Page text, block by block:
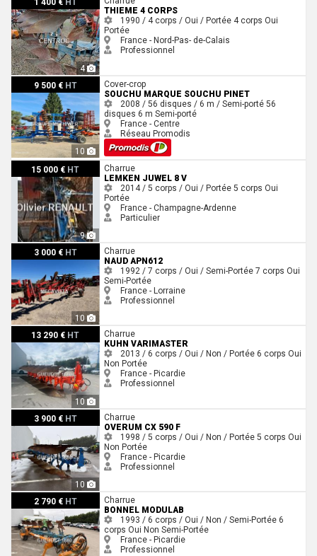
1 400 € HT
4
THIEME 4 CORPS
1990 / 4 corps / Oui / Portée 4 corps Oui
Portée
France - Nord-Pas- de-Calais
Professionnel
9 500 € HT
10
Souchu Marque Souchu Pinet
Cover-crop
SOUCHU MARQUE SOUCHU PINET
2008 / 56 disques / 6 m / Semi-porté 56
disques 6 m Semi-porté
France - Centre
Réseau Promodis
15 000 € HT
9
Lemken JUWEL 8 V
Charrue
LEMKEN JUWEL 8 V
2014 / 5 corps / Oui / Portée 5 corps Oui
Portée
France - Champagne-Ardenne
Particulier
3 000 € HT
10
Naud APN612
Charrue
NAUD APN612
1992 / 7 corps / Oui / Semi-Portée 7 corps Oui
Semi-Portée
France - Lorraine
Professionnel
13 290 € HT
10
Kuhn Varimaster
Charrue
KUHN VARIMASTER
2013 / 6 corps / Oui / Non / Portée 6 corps Oui
Non Portée
France - Picardie
Professionnel
3 900 € HT
10
Overum Cx 590 f
Charrue
OVERUM CX 590 F
1998 / 5 corps / Oui / Non / Portée 5 corps Oui
Non Portée
France - Picardie
Professionnel
2 790 € HT
Bonnel Modulab
Charrue
BONNEL MODULAB
1993 / 6 corps / Oui / Non / Semi-Portée 6
corps Oui Non Semi-Portée
France - Picardie
Professionnel